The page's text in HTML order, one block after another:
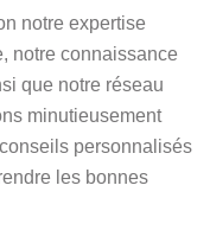
notre expertise
notre connaissance
que notre réseau
minutieusement
personnalisés
les bonnes